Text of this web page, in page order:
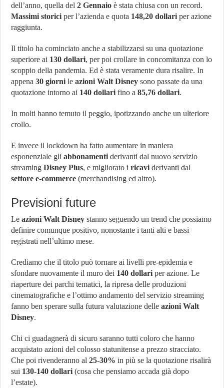
dell’anno, quella del2 Gennaio è stata chiusa con un record.
Massimi storici per l’azienda e quota 148,20 dollari per azione
raggiunta.
Il titolo ha cominciato anche a stabilizzarsi su una quotazione
superiore ai 130 dollari, per poi crollare in concomitanza con lo
scoppio della pandemia. Ed è stata veramente dura risalire. In
appena 30 giorni leazioni Walt Disney sono passate da una
quotazione intorno ai 140 dollari fino a85,76 dollari.
In molti hanno temuto il peggio, ipotizzando anche un ulteriore
crollo.
E invece il lockdown ha fatto aumentare in maniera
esponenziale gliabbonamenti derivanti dal nuovo servizio
streamingDisney Plus, e migliorato i ricavi derivanti dal
settore e-commerce (merchandising ed altro).
Previsioni future
Leazioni Walt Disney stanno seguendo un trend che possiamo
definire comunque positivo, nonostante i tanti alti e bassi
registrati nell’ultimo mese.
Crediamo che il titolo può tornare ai livelli pre-epidemia e
sfondare nuovamente il muro dei 140 dollari per azione. Le
riaperture dei parchi tematici, la ripresa delle produzioni
cinematografiche e l’ottimo andamento del servizio streaming
fanno ben sperare sulla futura valutazione delle azioni Walt
Disney.
Chi ci guadagnerà di sicuro saranno tutti coloro che hanno
acquistato azioni del colosso statunitense a prezzo stracciato.
Che poi rivenderanno al25-30% in più se la quotazione risalirà
sui 130-140 dollari (cosa che pensiamo accada già dopo
l’estate).